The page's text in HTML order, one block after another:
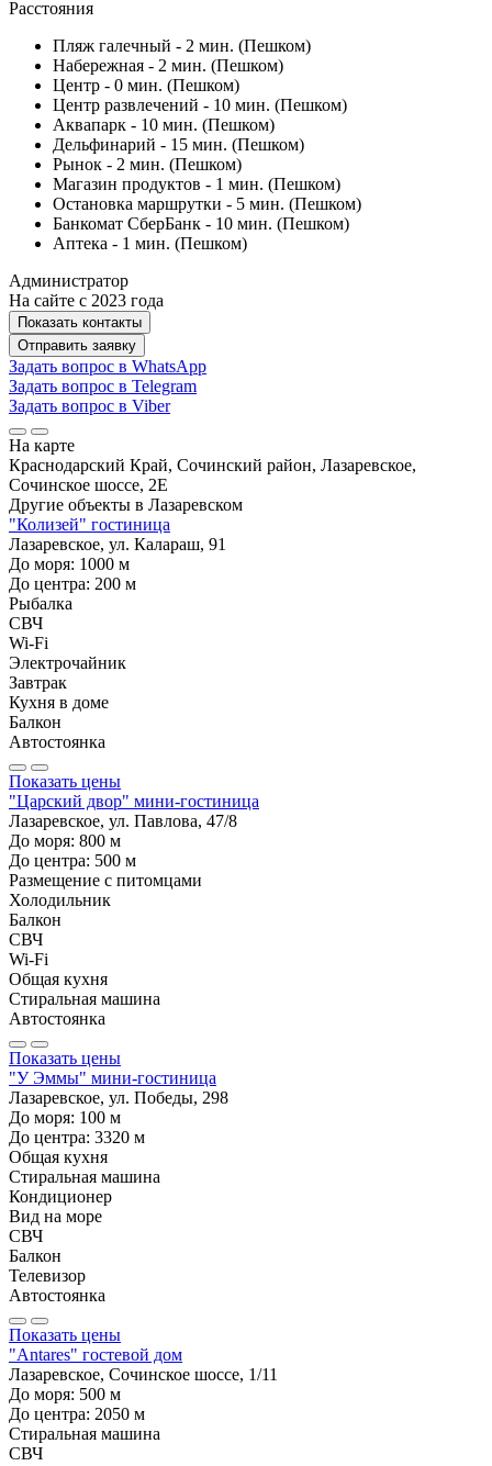
Расстояния
Пляж галечный - 2 мин. (Пешком)
Набережная - 2 мин. (Пешком)
Центр - 0 мин. (Пешком)
Центр развлечений - 10 мин. (Пешком)
Аквапарк - 10 мин. (Пешком)
Дельфинарий - 15 мин. (Пешком)
Рынок - 2 мин. (Пешком)
Магазин продуктов - 1 мин. (Пешком)
Остановка маршрутки - 5 мин. (Пешком)
Банкомат СберБанк - 10 мин. (Пешком)
Аптека - 1 мин. (Пешком)
Администратор
На сайте с 2023 года
Показать контакты
Отправить заявку
Задать вопрос в WhatsApp
Задать вопрос в Telegram
Задать вопрос в Viber
На карте
Краснодарский Край, Сочинский район, Лазаревское,
Сочинское шоссе, 2Е
Другие объекты в Лазаревском
"Колизей" гостиница
Лазаревское, ул. Калараш, 91
До моря: 1000 м
До центра: 200 м
Рыбалка
СВЧ
Wi-Fi
Электрочайник
Завтрак
Кухня в доме
Балкон
Автостоянка
Показать цены
"Царский двор" мини-гостиница
Лазаревское, ул. Павлова, 47/8
До моря: 800 м
До центра: 500 м
Размещение с питомцами
Холодильник
Балкон
СВЧ
Wi-Fi
Общая кухня
Стиральная машина
Автостоянка
Показать цены
"У Эммы" мини-гостиница
Лазаревское, ул. Победы, 298
До моря: 100 м
До центра: 3320 м
Общая кухня
Стиральная машина
Кондиционер
Вид на море
СВЧ
Балкон
Телевизор
Автостоянка
Показать цены
"Antares" гостевой дом
Лазаревское, Сочинское шоссе, 1/11
До моря: 500 м
До центра: 2050 м
Стиральная машина
СВЧ